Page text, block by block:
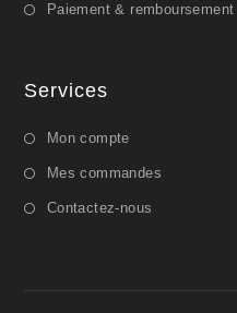
Paiement & remboursement
Services
Mon compte
Mes commandes
Contactez-nous